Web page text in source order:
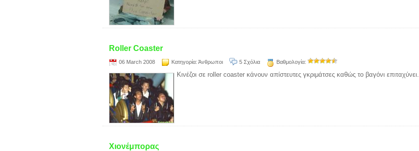
Roller Coaster
06 March 2008 Κατηγορία: Άνθρωποι 5 Σχόλια Βαθμολογία:
Κινέζοι σε roller coaster κάνουν απίστευτες γκριμάτσες καθώς το βαγόνι επιταχύνει.
Χιονέμπορας